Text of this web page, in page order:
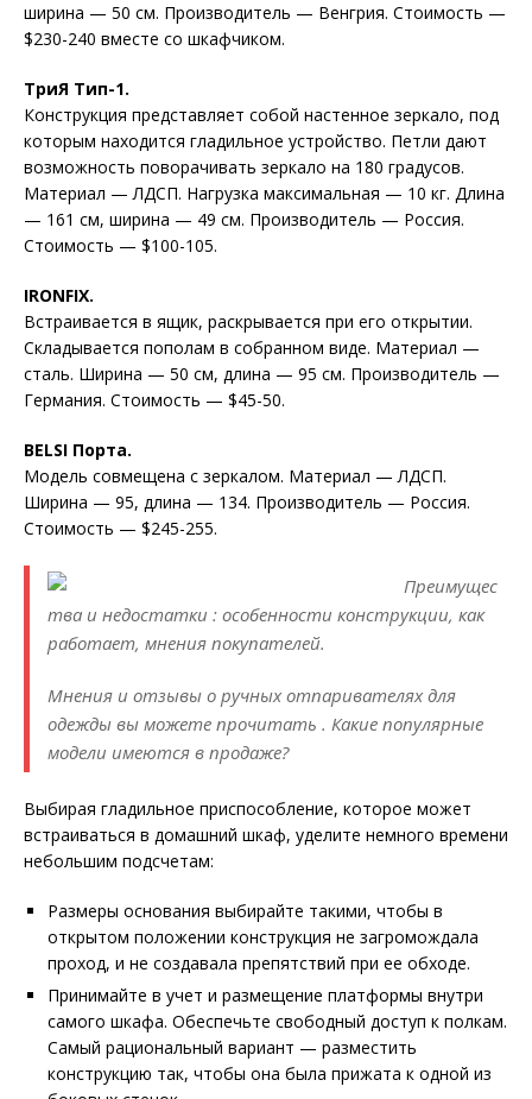
ширина — 50 см. Производитель — Венгрия. Стоимость —
$230-240 вместе со шкафчиком.
ТриЯ Тип-1.
Конструкция представляет собой настенное зеркало, под
которым находится гладильное устройство. Петли дают
возможность поворачивать зеркало на 180 градусов.
Материал — ЛДСП. Нагрузка максимальная — 10 кг. Длина
— 161 см, ширина — 49 см. Производитель — Россия.
Стоимость — $100-105.
IRONFIX.
Встраивается в ящик, раскрывается при его открытии.
Складывается пополам в собранном виде. Материал —
сталь. Ширина — 50 см, длина — 95 см. Производитель —
Германия. Стоимость — $45-50.
BELSI Порта.
Модель совмещена с зеркалом. Материал — ЛДСП.
Ширина — 95, длина — 134. Производитель — Россия.
Стоимость — $245-255.
Преимущес
тва и недостатки : особенности конструкции, как
работает, мнения покупателей.
Мнения и отзывы о ручных отпаривателях для
одежды вы можете прочитать . Какие популярные
модели имеются в продаже?
Выбирая гладильное приспособление, которое может
встраиваться в домашний шкаф, уделите немного времени
небольшим подсчетам:
Размеры основания выбирайте такими, чтобы в
открытом положении конструкция не загромождала
проход, и не создавала препятствий при ее обходе.
Принимайте в учет и размещение платформы внутри
самого шкафа. Обеспечьте свободный доступ к полкам.
Самый рациональный вариант — разместить
конструкцию так, чтобы она была прижата к одной из